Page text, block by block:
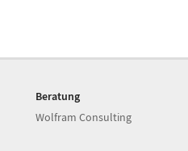
Beratung
Wolfram Consulting